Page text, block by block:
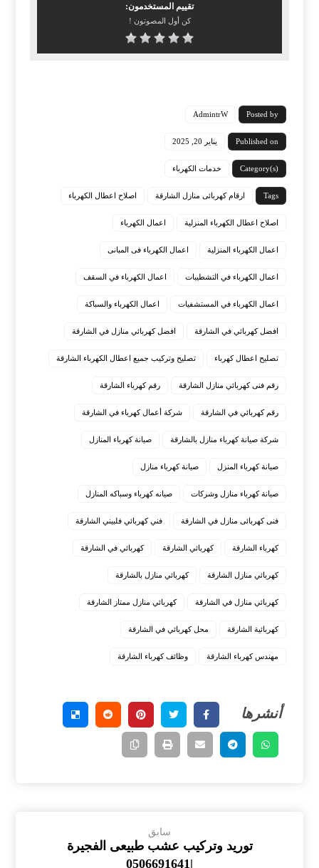
تقييم المستخدمون:
كن أول المصوتون !
Posted by
AdmintrW
Published on يناير 20, 2025
Category(s) خدمات الكهرباء
Tags ارقام كهربائى منازل الشارقة اصلاح اعطال الكهرباء
اصلاح اعطال الكهرباء المنزلية اعمال الكهرباء
اعمال الكهرباء المنزلية اعمال الكهرباء فى المبانى
اعمال الكهرباء في التشطيبات اعمال الكهرباء في السقف
اعمال الكهرباء في المستشفيات اعمال الكهرباء والسباكة
افضل كهربائي في الشارقة افضل كهربائي منازل في الشارقة
تصليح اعطال كهرباء تصليح وتركيب جميع اعطال الكهرباء الشارقة
‏رقم فنى كهربائي منازل الشارقة رقم كهرباء الشارقة
رقم كهربائي في الشارقة شركة أعمال كهرباء في الشارقة
شركة صيانة كهرباء منازل بالشارقة صيانة كهرباء المنازل
صيانة كهرباء المنزل صيانة كهرباء منازل
صيانة كهرباء منازل وشركات صيانه كهرباء وسباكه المنازل
فنى كهربائى منازل في الشارقة فني كهربائي فلبيني الشارقة
كهرباء الشارقة كهربائي الشارقة كهربائي في الشارقة
كهربائي منازل الشارقة كهربائي منازل بالشارقة
كهربائي منازل في الشارقة ‏كهربائي منازل ممتاز الشارقة
كهربائية الشارقة محل كهربائي في الشارقة
مهندس كهرباء الشارقة وظائف كهرباء الشارقة
سابق
توريد وتركيب عشب طبيعى الفجيرة
|0506691641